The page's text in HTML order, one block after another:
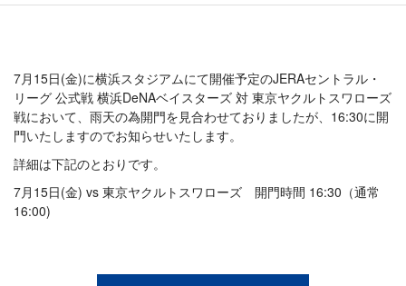
7月15日(金)に横浜スタジアムにて開催予定のJERAセントラル・
リーグ 公式戦 横浜DeNAベイスターズ 対 東京ヤクルトスワローズ
戦において、雨天の為開門を見合わせておりましたが、16:30に開
門いたしますのでお知らせいたします。
詳細は下記のとおりです。
7月15日(金) vs 東京ヤクルトスワローズ 開門時間 16:30（通常
16:00)